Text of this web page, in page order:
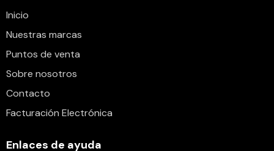
Inicio
Nuestras marcas
Puntos de venta
Sobre nosotros
Contacto
Facturación Electrónica
Enlaces de ayuda